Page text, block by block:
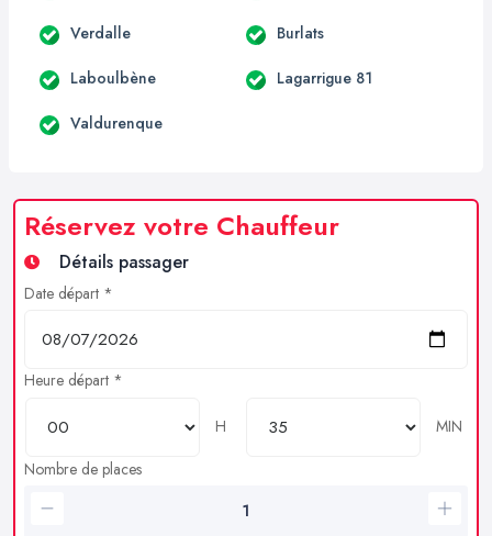
Verdalle Burlats
Laboulbène Lagarrigue 81
Valdurenque
Réservez votre Chauffeur
Détails passager
Date départ *
Heure départ *
H
MIN
Nombre de places